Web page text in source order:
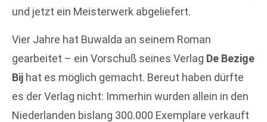
und jetzt ein Meisterwerk abgeliefert.
Vier Jahre hat Buwalda an seinem Roman
gearbeitet – ein Vorschuß seines Verlag De Bezige
Bij hat es möglich gemacht. Bereut haben dürfte
es der Verlag nicht: Immerhin wurden allein in den
Niederlanden bislang 300.000 Exemplare verkauft